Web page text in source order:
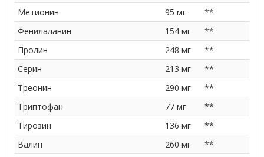
Метионин
95 мг
**
Фенилаланин
154 мг
**
Пролин
248 мг
**
Серин
213 мг
**
Треонин
290 мг
**
Триптофан
77 мг
**
Тирозин
136 мг
**
Валин
260 мг
**